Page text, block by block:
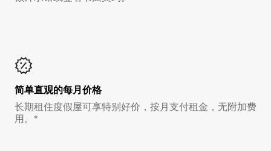
简单直观的每月价格
长期租住度假屋可享特别好价，按月支付租金，无附加费
用。*